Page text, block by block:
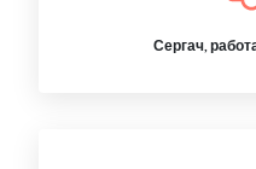
Сергач,